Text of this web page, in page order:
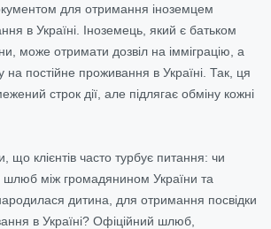
для отримання іноземцем
в Україні. Іноземець, який є батьком
може отримати дозвіл на імміграцію, а
на постійне проживання в Україні. Так, ця
строк дії, але підлягає обміну кожні
що клієнтів часто турбує питання: чи
шлюб між громадянином України та
дитина, для отримання посвідки
в Україні? Офіційний шлюб,